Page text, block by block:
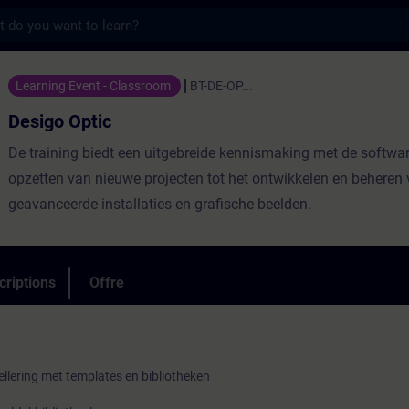
- Entraînement - Formation - Formation
Learning Event - Classroom BT-DE-OP...
Desigo Optic
De training biedt een uitgebreide kennismaking met de
opzetten van nieuwe projecten tot het ontwikkelen en beheren
geavanceerde installaties en grafische beelden.
Offre
met templates en bibliotheken